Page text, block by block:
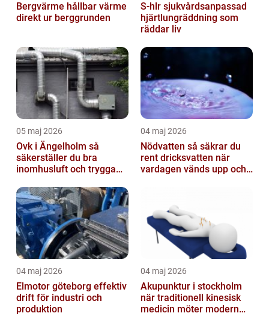
Bergvärme hållbar värme
direkt ur berggrunden
S-hlr sjukvårdsanpassad
hjärtlungräddning som
räddar liv
05 maj 2026
Ovk i Ängelholm så
säkerställer du bra
inomhusluft och trygga
04 maj 2026
Nödvatten så säkrar du
rent dricksvatten när
vardagen vänds upp och
04 maj 2026
Elmotor göteborg effektiv
drift för industri och
produktion
04 maj 2026
Akupunktur i stockholm
när traditionell kinesisk
medicin möter modern